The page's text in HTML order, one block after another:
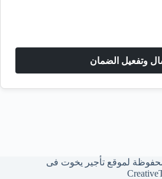
النشر © لعام 2026 محفوظة لموقع تأجير يخوت فى